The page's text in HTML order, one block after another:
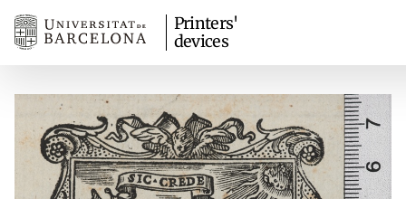
Printers'
devices